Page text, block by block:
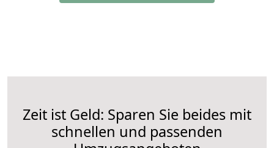
Zeit ist Geld: Sparen Sie beides mit
schnellen und passenden